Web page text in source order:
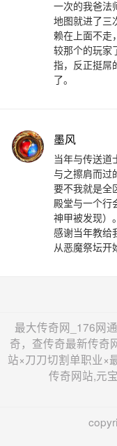
一次的我爸法
地图就进了三
赖在上面不走
较那个的玩家
指，反正挺屌
了。
墨风
当年与传送道
与之擦肩而过
要不我就是全
殿堂与一个行
神甲被发现）
感谢当年教给
从恶魔祭坛开
最大传奇网_176网
奇，查传奇最新传奇
站×刀刀切割单职业×
传奇网站,元